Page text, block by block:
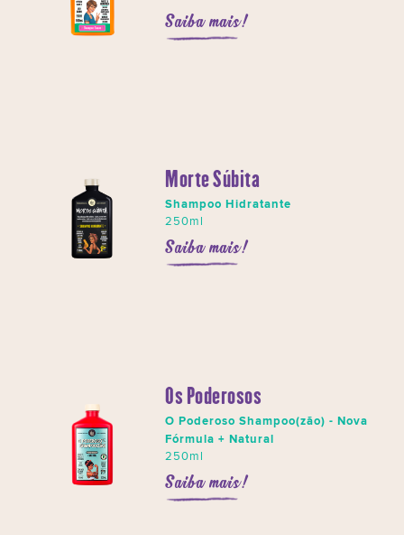
Saiba mais!
Morte Súbita
Shampoo Hidratante
250ml
Saiba mais!
Os Poderosos
O Poderoso Shampoo(zão) - Nova
Fórmula + Natural
250ml
Saiba mais!